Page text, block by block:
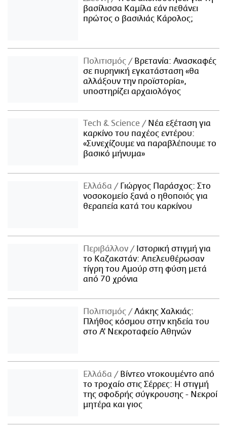
βασίλισσα Καμίλα εάν πεθάνει
πρώτος ο βασιλιάς Κάρολος;
Πολιτισμός
Βρετανία: Ανασκαφές
σε πυρηνική εγκατάσταση «θα
αλλάξουν την προϊστορία»,
υποστηρίζει αρχαιολόγος
Τech & Science
Νέα εξέταση για
καρκίνο του παχέος εντέρου:
«Συνεχίζουμε να παραβλέπουμε το
βασικό μήνυμα»
Ελλάδα
Γιώργος Παράσχος: Στο
νοσοκομείο ξανά ο ηθοποιός για
θεραπεία κατά του καρκίνου
Περιβάλλον
Ιστορική στιγμή για
το Καζακστάν: Απελευθέρωσαν
τίγρη του Αμούρ στη φύση μετά
από 70 χρόνια
Πολιτισμός
Λάκης Χαλκιάς:
Πλήθος κόσμου στην κηδεία του
στο Α' Νεκροταφείο Αθηνών
Ελλάδα
Βίντεο ντοκουμέντο από
το τροχαίο στις Σέρρες: Η στιγμή
της σφοδρής σύγκρουσης - Νεκροί
μητέρα και γιος